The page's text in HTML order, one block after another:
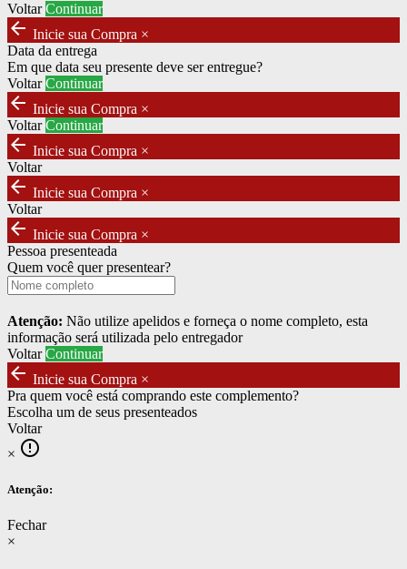
Voltar Continuar
arrow_back Inicie sua Compra ×
Data da entrega
Em que data seu presente deve ser entregue?
Voltar Continuar
arrow_back Inicie sua Compra ×
Voltar Continuar
arrow_back Inicie sua Compra ×
Voltar
arrow_back Inicie sua Compra ×
Voltar
arrow_back Inicie sua Compra ×
Pessoa presenteada
Quem você quer presentear?
Atenção: Não utilize apelidos e forneça o nome completo, esta
informação será utilizada pelo entregador
Voltar Continuar
arrow_back Inicie sua Compra ×
Pra quem você está comprando este complemento?
Escolha um de seus presenteados
Voltar
× error_outline
Atenção:
Fechar
×